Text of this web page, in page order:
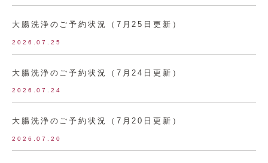
大腸洗浄のご予約状況（7月25日更新）
2026.07.25
大腸洗浄のご予約状況（7月24日更新）
2026.07.24
大腸洗浄のご予約状況（7月20日更新）
2026.07.20